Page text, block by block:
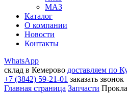
МАЗ
Каталог
О компании
Новости
Контакты
WhatsApp
склад в Кемерово доставляем по
+7 (3842) 59-21-01 заказать звонок
Главная страница Запчасти